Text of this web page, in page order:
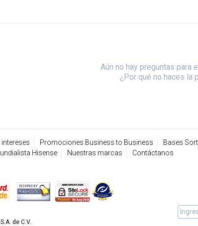
Aún no hay preguntas para
¿Por qué no haces la
Promociones Business to Business
Bases
Hisense
Nuestras marcas Contáctanos
de C.V.